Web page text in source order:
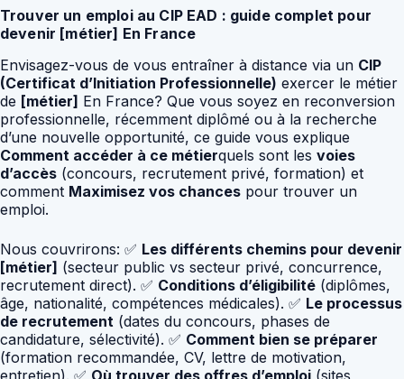
Trouver un emploi au CIP EAD : guide complet pour
devenir [métier] En France
Envisagez-vous de vous entraîner à distance via un CIP
(Certificat d’Initiation Professionnelle) exercer le métier
de [métier] En France? Que vous soyez en reconversion
professionnelle, récemment diplômé ou à la recherche
d’une nouvelle opportunité, ce guide vous explique
Comment accéder à ce métierquels sont les voies
d’accès (concours, recrutement privé, formation) et
comment Maximisez vos chances pour trouver un
emploi.
Nous couvrirons: ✅ Les différents chemins pour devenir
[métier] (secteur public vs secteur privé, concurrence,
recrutement direct). ✅ Conditions d’éligibilité (diplômes,
âge, nationalité, compétences médicales). ✅ Le processus
de recrutement (dates du concours, phases de
candidature, sélectivité). ✅ Comment bien se préparer
(formation recommandée, CV, lettre de motivation,
entretien). ✅ Où trouver des offres d’emploi (sites